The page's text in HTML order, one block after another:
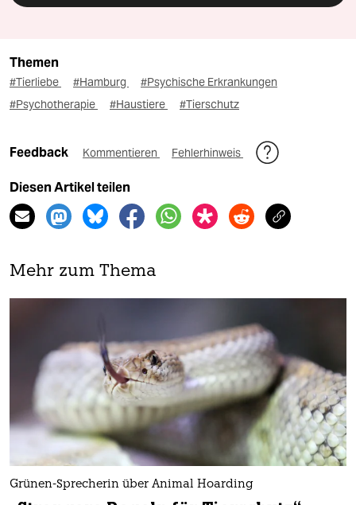
Themen
#Tierliebe #Hamburg
#Psychische Erkrankungen
#Psychotherapie
#Haustiere #Tierschutz
Feedback Kommentieren Fehlerhinweis
Diesen Artikel teilen
Mehr zum Thema
Grünen-Sprecherin über Animal Hoarding